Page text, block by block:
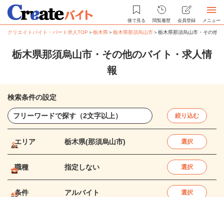
後で見る 閲覧履歴 会員登録 メニュー
クリエイトバイト・パート求人TOP ＞栃木県＞栃木県那須烏山市＞栃木県那須烏山市・その他
栃木県那須烏山市・その他のバイト・求人情
報
検索条件の設定
絞り込む
エリア 栃木県(那須烏山市) 選択
職種 指定しない 選択
条件 アルバイト 選択